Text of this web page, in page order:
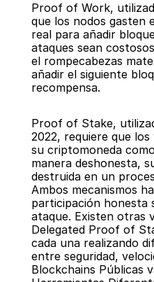
Proof of Work,
que los nodos gasten
real para añadir
ataques sean
el rompecabezas
añadir el siguiente
recompensa.
Proof of Stake,
2022, requiere que
su criptomoneda
manera deshonesta,
destruida en un
Ambos mecanismos
participación honesta
ataque. Existen otras
Delegated Proof of
cada una realizando
entre seguridad,
Blockchains Públicas